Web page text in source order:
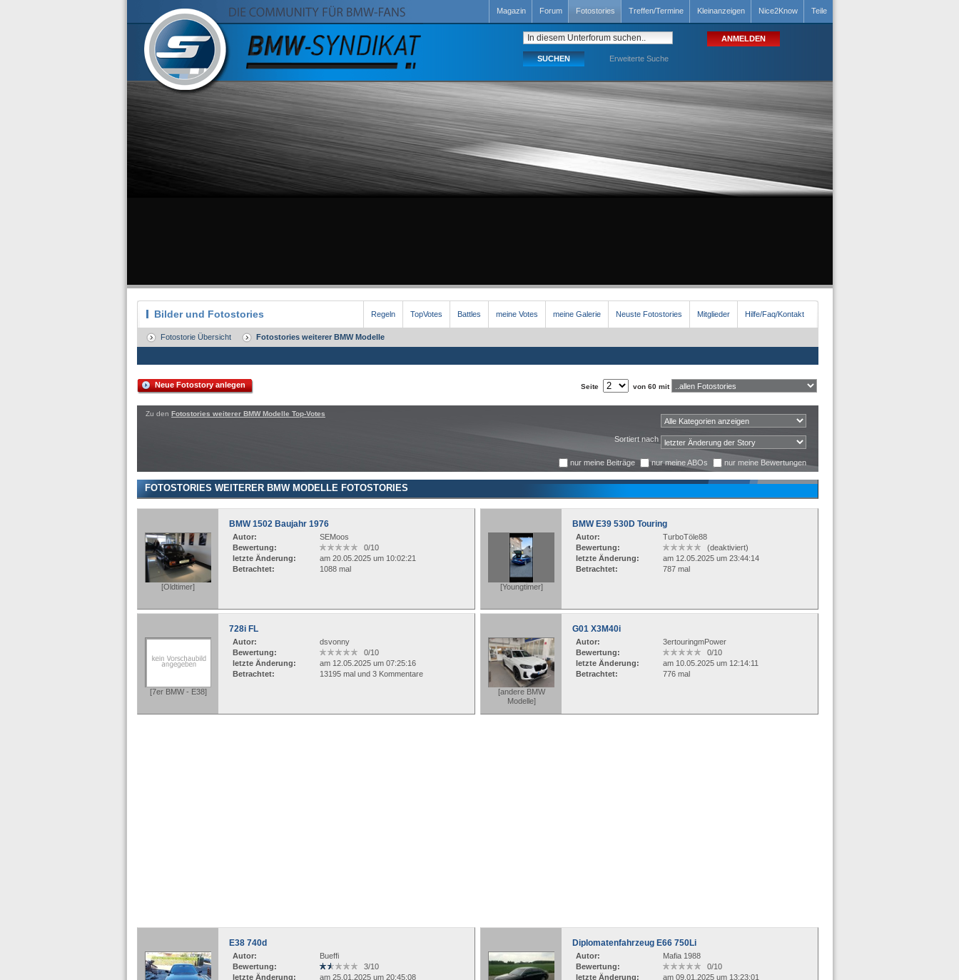
Magazin Forum Fotostories Treffen/Termine Kleinanzeigen Nice2Know Teile
Erweiterte Suche
Bilder und Fotostories Regeln TopVotes Battles meine Votes meine Galerie Neuste Fotostories Mitglieder Hilfe/Faq/Kontakt
Fotostorie Übersicht Fotostories weiterer BMW Modelle
Neue Fotostory anlegen Seite von 60 mit
Zu den Fotostories weiterer BMW Modelle Top-Votes
Sortiert nach
nur meine Beiträge nur meine ABOs nur meine Bewertungen
FOTOSTORIES WEITERER BMW MODELLE FOTOSTORIES
[Oldtimer]
BMW 1502 Baujahr 1976
Autor:
Bewertung:
letzte Änderung:
Betrachtet:
SEMoos
0/10
am 20.05.2025 um 10:02:21
1088 mal
[Youngtimer]
BMW E39 530D Touring
Autor:
Bewertung:
letzte Änderung:
Betrachtet:
TurboTöle88
(deaktiviert)
am 12.05.2025 um 23:44:14
787 mal
[7er BMW - E38]
728i FL
Autor:
Bewertung:
letzte Änderung:
Betrachtet:
dsvonny
0/10
am 12.05.2025 um 07:25:16
13195 mal und 3 Kommentare
[andere BMW
Modelle]
G01 X3M40i
Autor:
Bewertung:
letzte Änderung:
Betrachtet:
3ertouringmPower
0/10
am 10.05.2025 um 12:14:11
776 mal
E38 740d
Autor:
Bewertung:
letzte Änderung:
Bueffi
3/10
am 25.01.2025 um 20:45:08
Diplomatenfahrzeug E66 750Li
Autor:
Bewertung:
letzte Änderung:
Mafia 1988
0/10
am 09.01.2025 um 13:23:01